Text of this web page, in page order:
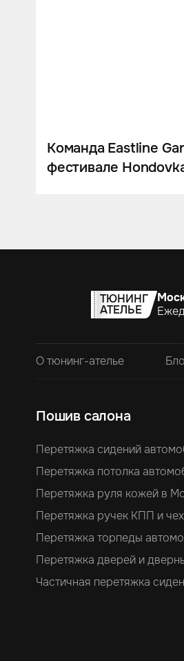
Команда Eastline
фестивале
ТЮНИНГ
АТЕЛЬЕ
О тюнинг-ателье
Пошив салона
Перетяжка сидений
Перетяжка потолка
Перетяжка руля кожей в
Перетяжка ручек КПП и
Перетяжка торпеды
Перетяжка дверей и
Частичная перетяжка